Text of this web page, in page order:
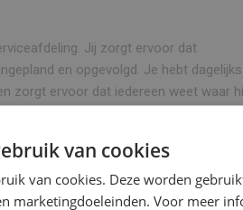
Jij zorgt ervoor dat
en opgevolgd. Je hebt dagelijks
zorgt ervoor dat iedereen weet waar
en zorgt dat materialen, informatie
blijven planningen overzichtelijk
van cookies
van cookies. Deze worden
marketingdoeleinden. Voor meer